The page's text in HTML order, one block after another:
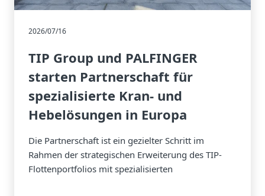
2026/07/16
TIP Group und PALFINGER
starten Partnerschaft für
spezialisierte Kran- und
Hebelösungen in Europa
Die Partnerschaft ist ein gezielter Schritt im
Rahmen der strategischen Erweiterung des TIP-
Flottenportfolios mit spezialisierten